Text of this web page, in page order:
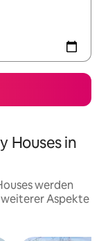
Houses in
werden
Aspekte